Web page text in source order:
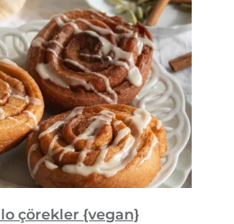
çörekler {vegan}